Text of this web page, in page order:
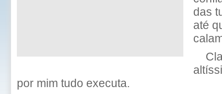
das
até
por mim tudo executa.